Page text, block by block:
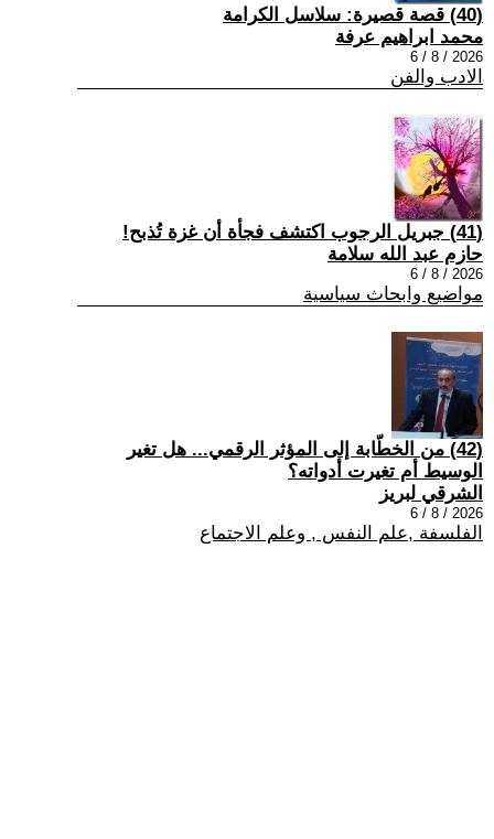
(40) قصة قصيرة: سلاسل الكرامة
محمد ابراهيم عرفة
2026 / 8 / 6
الادب والفن
(41) جبريل الرجوب اكتشف فجأة أن غزة تُذبح!
حازم عبد الله سلامة
2026 / 8 / 6
مواضيع وابحاث سياسية
(42) من الخطّابة إلى المؤثر الرقمي... هل تغير
الوسيط أم تغيرت أدواته؟
الشرقي لبريز
2026 / 8 / 6
الفلسفة ,علم النفس , وعلم الاجتماع